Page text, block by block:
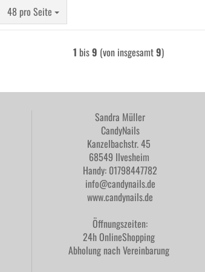
48 pro Seite
pro Seite
1 bis9 (von insgesamt9)
Sandra Müller
CandyNails
Kanzelbachstr. 45
68549 Ilvesheim
Handy: 01798447782
info@candynails.de
www.candynails.de
Öffnungszeiten:
24h OnlineShopping
Abholung nach Vereinbarung